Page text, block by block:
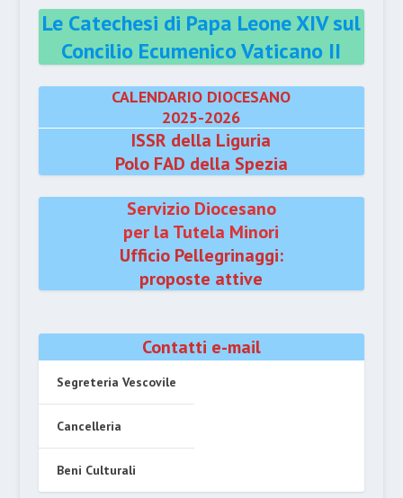
Le Catechesi di Papa Leone XIV sul
Concilio Ecumenico Vaticano II
CALENDARIO DIOCESANO
2025-2026
ISSR della Liguria
Polo FAD della Spezia
Servizio Diocesano
per la Tutela Minori
Ufficio Pellegrinaggi:
proposte attive
Contatti e-mail
Segreteria Vescovile
Cancelleria
Beni Culturali